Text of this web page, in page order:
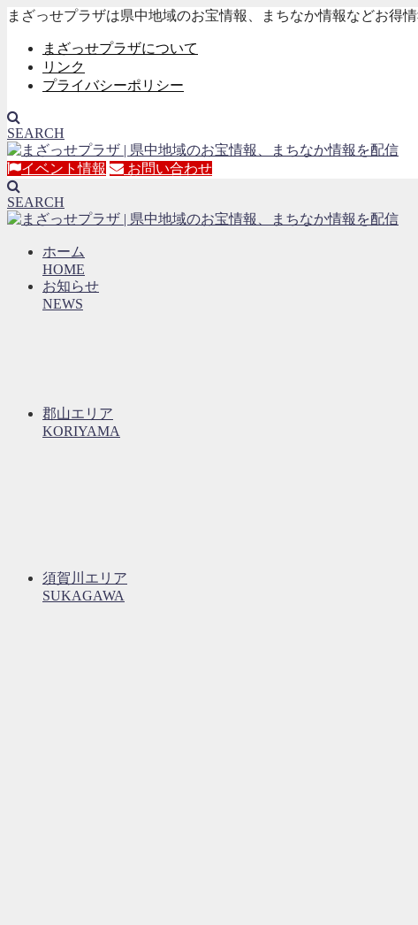
まざっせプラザは県中地域のお宝情報、まちなか情報などお得
まざっせプラザについて
リンク
プライバシーポリシー
SEARCH
イベント情報 お問い合わせ
SEARCH
ホーム
HOME
お知らせ
NEWS
郡山エリア
KORIYAMA
須賀川エリア
SUKAGAWA